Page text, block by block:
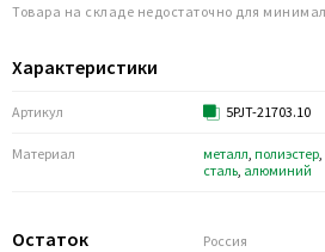
Характеристики
Артикул 5PJT-21703.10
Материал металл, полиэстер,
сталь, алюминий
Остаток Россия
Товара на складе недостаточно для